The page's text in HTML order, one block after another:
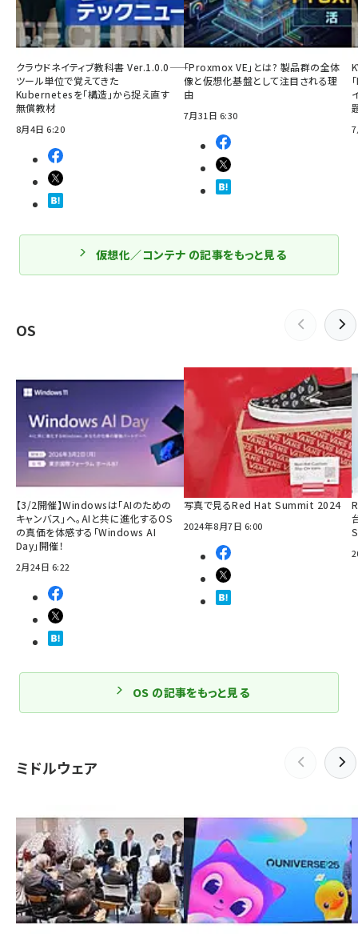
クラウドネイティブ教科書 Ver.1.0.0――
ツール単位で覚えてきた
Kubernetesを「構造」から捉え直す
無償教材
8月4日 6:20
「Proxmox VE」とは? 製品群の全体
像と仮想化基盤として注目される理
由
7月31日 6:30
仮想化／コンテナ の記事をもっと見る
OS
【3/2開催】Windowsは「AIのための
キャンバス」へ。AIと共に進化するOS
の真価を体感する「Windows AI
Day」開催！
2月24日 6:22
写真で見るRed Hat Summit 2024
2024年8月7日 6:00
OS の記事をもっと見る
ミドルウェア